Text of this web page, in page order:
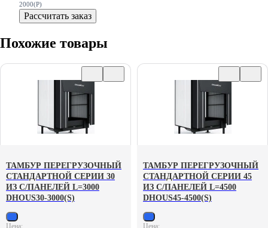
2000(P)
Рассчитать заказ
Похожие товары
ТАМБУР ПЕРЕГРУЗОЧНЫЙ
СТАНДАРТНОЙ СЕРИИ 30
ИЗ С/ПАНЕЛЕЙ L=3000
DHOUS30-3000(S)
ТАМБУР ПЕРЕГРУЗОЧНЫЙ
СТАНДАРТНОЙ СЕРИИ 45
ИЗ С/ПАНЕЛЕЙ L=4500
DHOUS45-4500(S)